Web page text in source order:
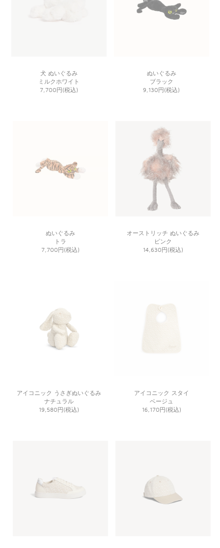
犬 ぬいぐるみ
ミルクホワイト
7,700円(税込)
ぬいぐるみ
ブラック
9,130円(税込)
ぬいぐるみ
トラ
7,700円(税込)
オーストリッチ ぬいぐるみ
ピンク
14,630円(税込)
アイコニック うさぎぬいぐるみ
ナチュラル
19,580円(税込)
アイコニック スタイ
ベージュ
16,170円(税込)